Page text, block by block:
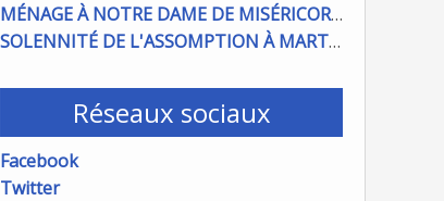
MÉNAGE À NOTRE DAME DE MISÉRICORDE : ON COMPTE SUR VOUS !
SOLENNITÉ DE L'ASSOMPTION À MARTIGUES ET PORT DE BOUC
Réseaux sociaux
Facebook
Twitter